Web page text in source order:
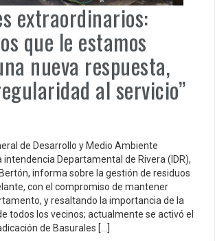
extraordinarios:
que le estamos
nueva respuesta,
al servicio”
de Desarrollo y Medio Ambiente
intendencia Departamental de Rivera (IDR),
informa sobre la gestión de residuos
con el compromiso de mantener
y resaltando la importancia de la
todos los vecinos; actualmente se activó el
de Basurales […]